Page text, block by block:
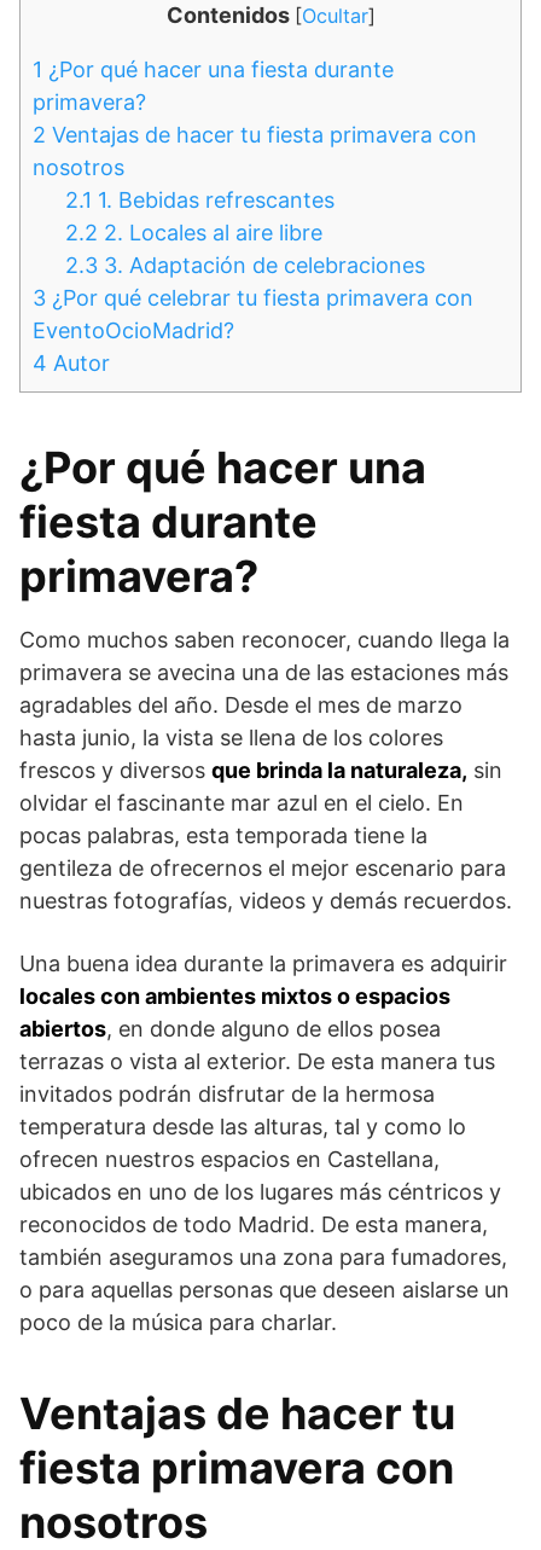
Contenidos [Ocultar]
1 ¿Por qué hacer una fiesta durante
primavera?
2 Ventajas de hacer tu fiesta primavera con
nosotros
2.1 1. Bebidas refrescantes
2.2 2. Locales al aire libre
2.3 3. Adaptación de celebraciones
3 ¿Por qué celebrar tu fiesta primavera con
EventoOcioMadrid?
4 Autor
¿Por qué hacer una
fiesta durante
primavera?
Como muchos saben reconocer, cuando llega la
primavera se avecina una de las estaciones más
agradables del año. Desde el mes de marzo
hasta junio, la vista se llena de los colores
frescos y diversos que brinda la naturaleza, sin
olvidar el fascinante mar azul en el cielo. En
pocas palabras, esta temporada tiene la
gentileza de ofrecernos el mejor escenario para
nuestras fotografías, videos y demás recuerdos.
Una buena idea durante la primavera es adquirir
locales con ambientes mixtos o espacios
abiertos, en donde alguno de ellos posea
terrazas o vista al exterior. De esta manera tus
invitados podrán disfrutar de la hermosa
temperatura desde las alturas, tal y como lo
ofrecen nuestros espacios en Castellana,
ubicados en uno de los lugares más céntricos y
reconocidos de todo Madrid. De esta manera,
también aseguramos una zona para fumadores,
o para aquellas personas que deseen aislarse un
poco de la música para charlar.
Ventajas de hacer tu
fiesta primavera con
nosotros